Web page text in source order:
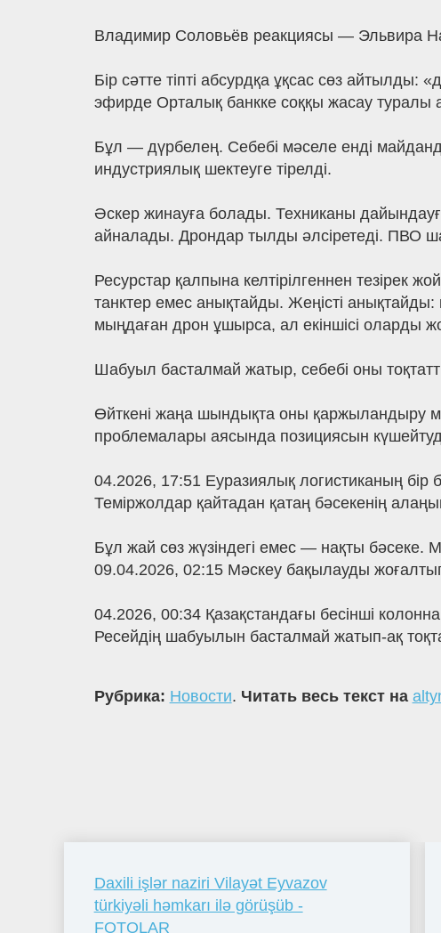
Владимир Соловьёв реакциясы — Эльвира
Бір сәтте тіпті абсурдқа ұқсас сөз
эфирде Орталық банкке соққы жасау туралы
Бұл — дүрбелең. Себебі мәселе енді
индустриялық шектеуге тірелді.
Әскер жинауға болады. Техниканы
айналады. Дрондар тылды әлсіретеді. ПВО
Ресурстар қалпына келтірілгеннен тезірек
танктер емес анықтайды. Жеңісті
мыңдаған дрон ұшырса, ал екіншісі оларды
Шабуыл басталмай жатыр, себебі оны
Өйткені жаңа шындықта оны қаржыландыру
проблемалары аясында позициясын
04.2026, 17:51 Еуразиялық логистиканың бір
Теміржолдар қайтадан қатаң бәсекенің
Бұл жай сөз жүзіндегі емес — нақты бәсеке.
09.04.2026, 02:15 Мәскеу бақылауды
04.2026, 00:34 Қазақстандағы бесінші
Ресейдің шабуылын басталмай жатып-ақ
Рубрика: Новости. Читать весь текст на
Daxili işlər naziri Vilayət Eyvazov
türkiyəli həmkarı ilə görüşüb -
FOTOLAR